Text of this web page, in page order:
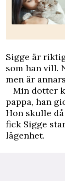
Sigge är
som han vill.
men är
– Min dotter
pappa, han
Hon skulle
fick Sigge
lägenhet.